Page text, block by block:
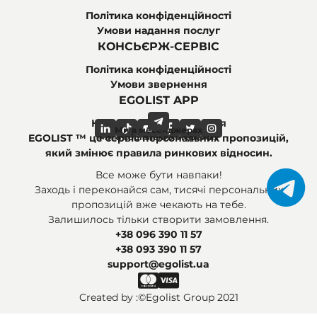
Політика конфіденційності
Умови надання послуг
КОНСЬЄРЖ-СЕРВІС
Політика конфіденційності
Умови звернення
EGOLIST APP
Найпоширеніші питання
Ми в соціальних мережах
Ми в месенджерах
EGOLIST ™ це сервіс персональних пропозицій,
який змінює правила ринкових відносин.
Все може бути навпаки!
Заходь і переконайся сам, тисячі персональних
пропозицій вже чекають на тебе.
Залишилось тільки створити замовлення.
+38 096 390 11 57
+38 093 390 11 57
support@egolist.ua
Created by :©Egolist Group 2021